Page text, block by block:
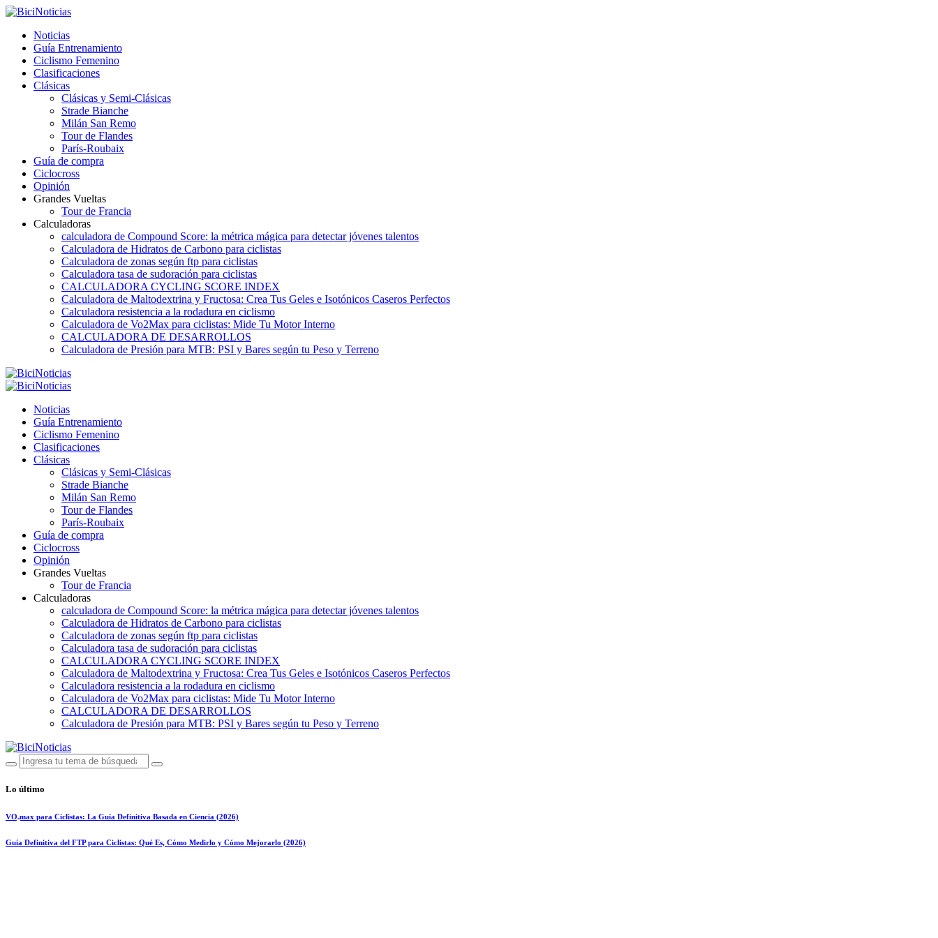
Noticias
Guía Entrenamiento
Ciclismo Femenino
Clasificaciones
Clásicas
Clásicas y Semi-Clásicas
Strade Bianche
Milán San Remo
Tour de Flandes
París-Roubaix
Guía de compra
Ciclocross
Opinión
Grandes Vueltas
Tour de Francia
Calculadoras
calculadora de Compound Score: la métrica mágica para detectar jóvenes talentos
Calculadora de Hidratos de Carbono para ciclistas
Calculadora de zonas según ftp para ciclistas
Calculadora tasa de sudoración para ciclistas
CALCULADORA CYCLING SCORE INDEX
Calculadora de Maltodextrina y Fructosa: Crea Tus Geles e Isotónicos Caseros Perfectos
Calculadora resistencia a la rodadura en ciclismo
Calculadora de Vo2Max para ciclistas: Mide Tu Motor Interno
CALCULADORA DE DESARROLLOS
Calculadora de Presión para MTB: PSI y Bares según tu Peso y Terreno
Noticias
Guía Entrenamiento
Ciclismo Femenino
Clasificaciones
Clásicas
Clásicas y Semi-Clásicas
Strade Bianche
Milán San Remo
Tour de Flandes
París-Roubaix
Guía de compra
Ciclocross
Opinión
Grandes Vueltas
Tour de Francia
Calculadoras
calculadora de Compound Score: la métrica mágica para detectar jóvenes talentos
Calculadora de Hidratos de Carbono para ciclistas
Calculadora de zonas según ftp para ciclistas
Calculadora tasa de sudoración para ciclistas
CALCULADORA CYCLING SCORE INDEX
Calculadora de Maltodextrina y Fructosa: Crea Tus Geles e Isotónicos Caseros Perfectos
Calculadora resistencia a la rodadura en ciclismo
Calculadora de Vo2Max para ciclistas: Mide Tu Motor Interno
CALCULADORA DE DESARROLLOS
Calculadora de Presión para MTB: PSI y Bares según tu Peso y Terreno
Lo último
VO₂max para Ciclistas: La Guía Definitiva Basada en Ciencia (2026)
Guía Definitiva del FTP para Ciclistas: Qué Es, Cómo Medirlo y Cómo Mejorarlo (2026)